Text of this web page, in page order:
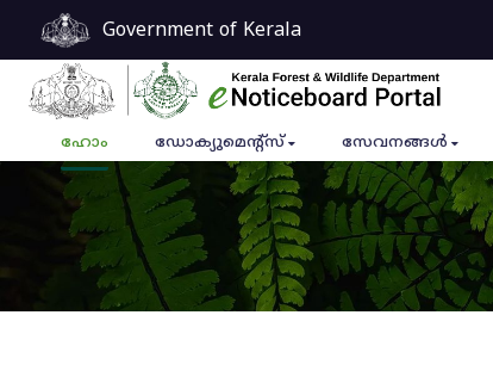
Government of Kerala
ഹോം ഡോക്യുമെൻ്റ്സ് സേവനങ്ങൾ